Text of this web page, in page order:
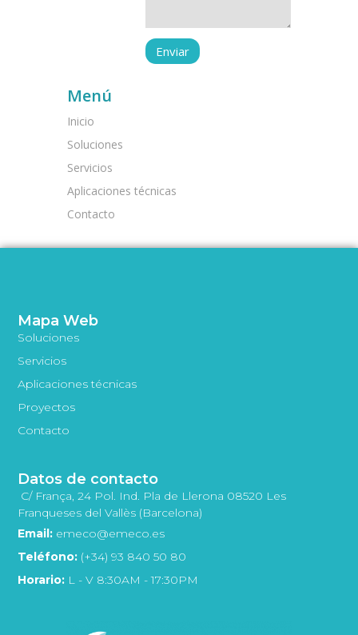
Menú
Inicio
Soluciones
Servicios
Aplicaciones técnicas
Contacto
Mapa Web
Soluciones
Servicios
Aplicaciones técnicas
Proyectos
Contacto
Datos de contacto
C/ França, 24 Pol. Ind. Pla de Llerona 08520 Les
Franqueses del Vallès (Barcelona)
Email: emeco@emeco.es
Teléfono: (+34) 93 840 50 80
Horario: L - V 8:30AM - 17:30PM